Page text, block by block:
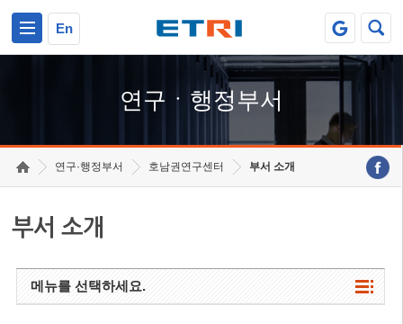
En
연구ㆍ행정부서
연구·행정부서 호남권연구센터 부서 소개
부서 소개
메뉴를 선택하세요.